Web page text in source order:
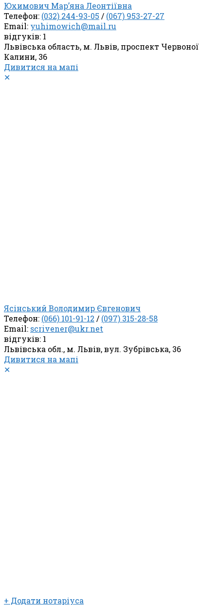
Юхимович Мар’яна Леонтіївна
Телефон: (032) 244-93-05 / (067) 953-27-27
Email: yuhimowich@mail.ru
відгуків: 1
Львівська область, м. Львів, проспект Червоної
Калини, 36
Дивитися на мапі
✕
Ясінський Володимир Євгенович
Телефон: (066) 101-91-12 / (097) 315-28-58
Email: scrivener@ukr.net
відгуків: 1
Львівська обл., м. Львів, вул. Зубрівська, 36
Дивитися на мапі
✕
+ Додати нотаріуса